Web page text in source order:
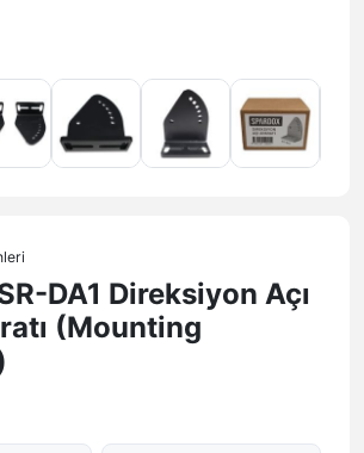
DA1 Direksiyon Açı
(Mounting